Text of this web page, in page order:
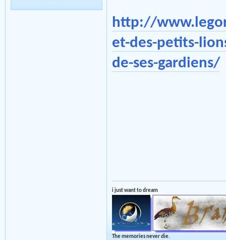
http://
et-des-petits-
de-ses-gardiens/
i just want to dream
The memories never die.